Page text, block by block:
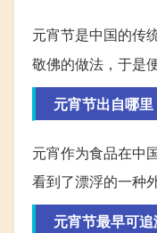
元宵节是中国的传
敬佛的做法，于是
元宵节出自哪里
元宵作为食品在中
看到了漂浮的一种
元宵节最早可